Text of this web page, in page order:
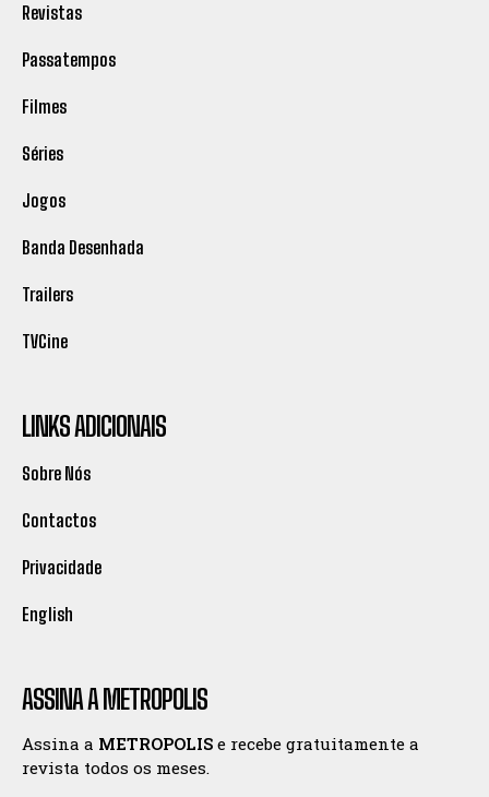
Revistas
Passatempos
Filmes
Séries
Jogos
Banda Desenhada
Trailers
TVCine
LINKS ADICIONAIS
Sobre Nós
Contactos
Privacidade
English
ASSINA A METROPOLIS
Assina a METROPOLIS e recebe gratuitamente a
revista todos os meses.